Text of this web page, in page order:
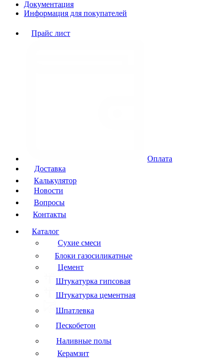
Документация
Информация для покупателей
Прайс лист
Оплата
Доставка
Калькулятор
Новости
Вопросы
Контакты
Каталог
Сухие смеси
Блоки газосиликатные
Цемент
Штукатурка гипсовая
Штукатурка цементная
Шпатлевка
Пескобетон
Наливные полы
Керамзит